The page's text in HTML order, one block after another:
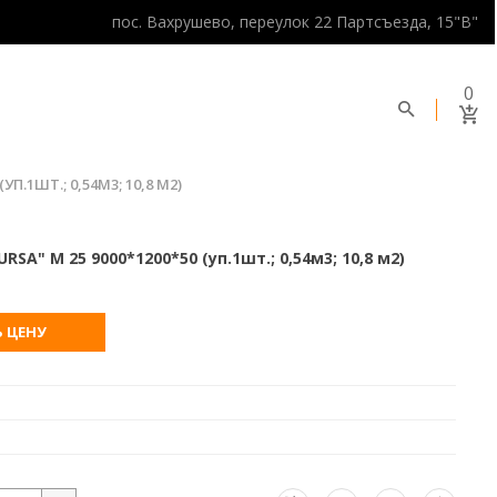
пос. Вахрушево, переулок 22 Партсъезда, 15"В"
0
0,54М3; 10,8 М2)
М 25 9000*1200*50 (уп.1шт.; 0,54м3; 10,8 м2)
ЦЕНУ